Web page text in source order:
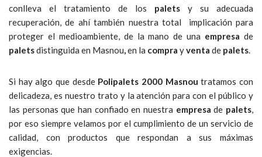
conlleva el tratamiento de los palets y su adecuada
recuperación, de ahí también nuestra total implicación para
proteger el medioambiente, de la mano de una empresa de
paletsdistinguida en Masnou,en la compra yventa de palets.
Si hay algo que desde Polipalets 2000 Masnoutratamos con
delicadeza, es nuestro trato y la atención para con el público y
las personas que han confiado en nuestra empresade palets,
por eso siempre velamos por el cumplimiento de un servicio de
calidad, con productos que respondan a sus máximas
exigencias.